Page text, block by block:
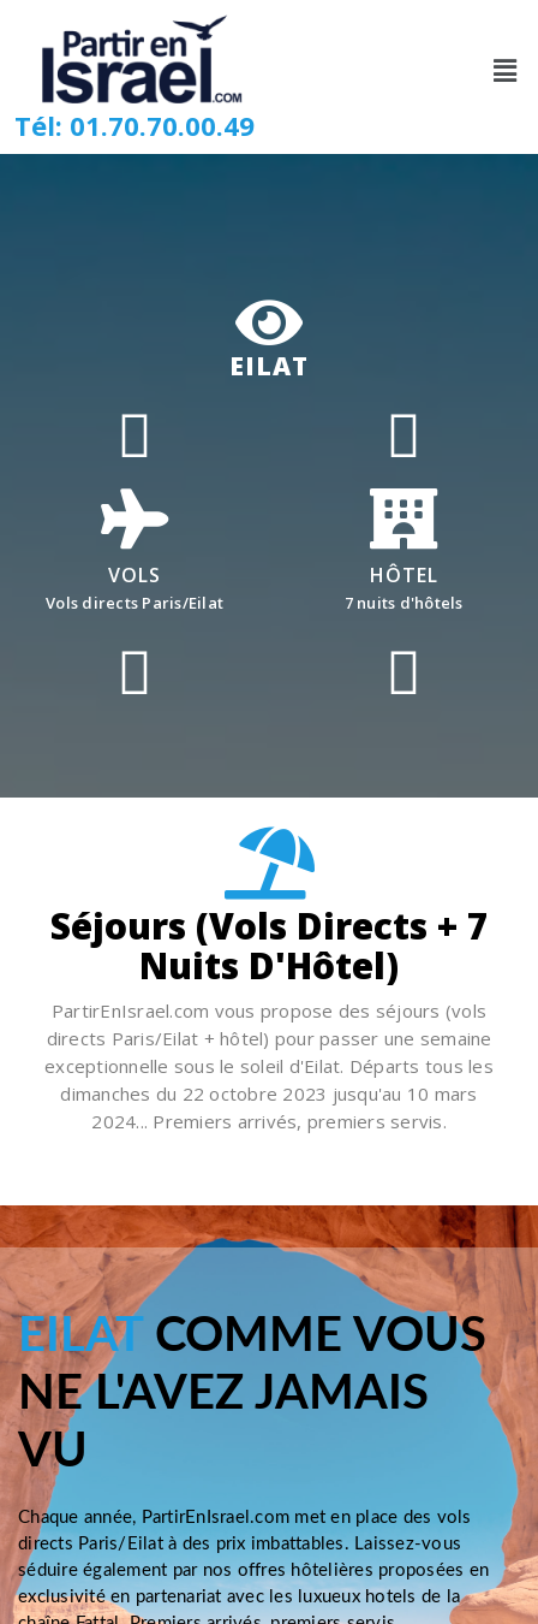
Tél: 01.70.70.00.49
EILAT
VOLS
Vols directs Paris/Eilat
HÔTEL
7 nuits d'hôtels
Séjours (Vols Directs + 7
Nuits D'Hôtel)
PartirEnIsrael.com vous propose des séjours (vols
directs Paris/Eilat + hôtel) pour passer une semaine
exceptionnelle sous le soleil d'Eilat. Départs tous les
dimanches du 22 octobre 2023 jusqu'au 10 mars
2024... Premiers arrivés, premiers servis.
EILATCOMME VOUS
NE L'AVEZ JAMAIS
VU
Chaque année, PartirEnIsrael.com met en place des vols
directs Paris/Eilat à des prix imbattables. Laissez-vous
séduire également par nos offres hôtelières proposées en
exclusivité en partenariat avec les luxueux hotels de la